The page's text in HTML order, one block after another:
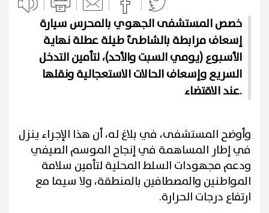
خصص المستشفى الجهوي بالمحرس سيارة
إسعاف مرابطة بالشاطئ طيلة عطلة نهاية
الأسبوع (يومي السبت والأحد)، لتأمين التدخل
السريع وإسعاف الحالات الاستعجالية ونقلها
عند الاقتضاء.
وأوضح المستشفى، في بلاغ له، أن هذا الإجراء ينزل
في إطار المساهمة في إنجاح الموسم الصيفي
ودعم مجهودات السلط المحلية لتأمين سلامة
المواطنين والمصطافين بالمنطقة، ولا سيما مع
ارتفاع درجات الحرارة.